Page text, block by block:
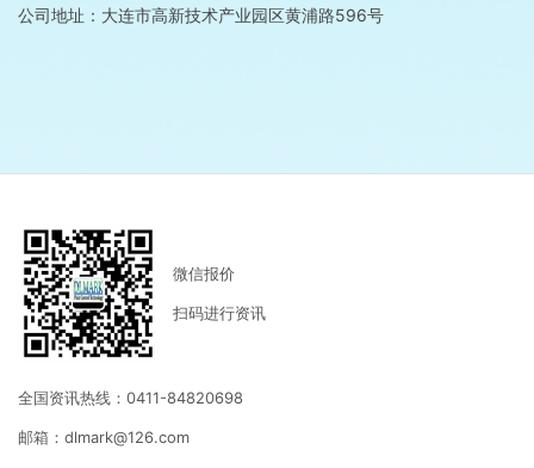
公司地址：大连市高新技术产业园区黄浦路596号
微信报价
扫码进行资讯
全国资讯热线：0411-84820698
邮箱：dlmark@126.com